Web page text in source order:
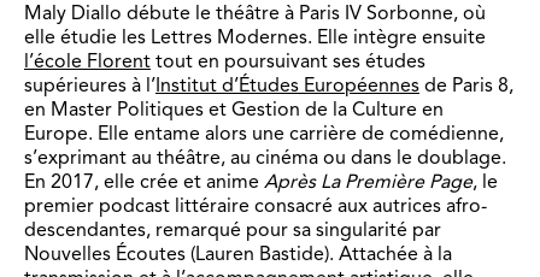
Maly Diallo débute le théâtre à Paris IV Sorbonne, où
elle étudie les Lettres Modernes. Elle intègre ensuite
l’école Florent tout en poursuivant ses études
supérieures à l’Institut d’Études Européennes de Paris 8,
en Master Politiques et Gestion de la Culture en
Europe. Elle entame alors une carrière de comédienne,
s’exprimant au théâtre, au cinéma ou dans le doublage.
En 2017, elle crée et anime Après La Première Page, le
premier podcast littéraire consacré aux autrices afro-
descendantes, remarqué pour sa singularité par
Nouvelles Écoutes (Lauren Bastide). Attachée à la